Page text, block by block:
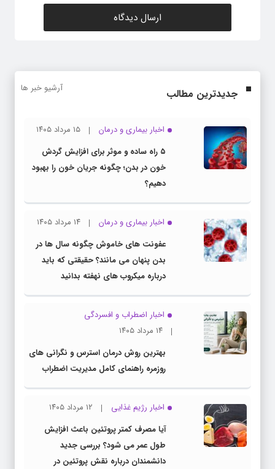
جدیدترین مطالب آرشیو خبر ها
اخبار بیماری و درمان
۱۵ مرداد ۱۴۰۵
۵ راه ساده و موثر برای افزایش گردش
خون در بدن؛ چگونه جریان خون را بهبود
دهیم؟
اخبار بیماری و درمان
۱۴ مرداد ۱۴۰۵
عفونت های خاموش چگونه سال ها در
بدن پنهان می مانند؟ حقیقتی که باید
درباره میکروب های نهفته بدانید
اخبار اضطراب و افسردگی
۱۴ مرداد ۱۴۰۵
بهترین روش درمان استرس و نگرانی های
روزمره راهنمای کامل مدیریت اضطراب
اخبار رژیم غذایی
۱۲ مرداد ۱۴۰۵
آیا مصرف کمتر پروتئین باعث افزایش
طول عمر می شود؟ بررسی جدید
دانشمندان درباره نقش پروتئین در